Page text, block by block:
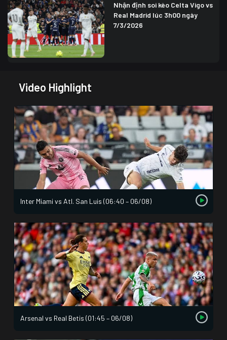
Nhận định soi kèo Celta Vigo vs
Real Madrid lúc 3h00 ngày
7/3/2026
Video Highlight
Inter Miami vs Atl. San Luis (06:40 – 06/08)
Arsenal vs Real Betis (01:45 – 06/08)